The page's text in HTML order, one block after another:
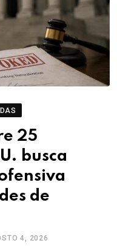
25
busca
de
4, 2026